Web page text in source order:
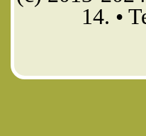
14. •